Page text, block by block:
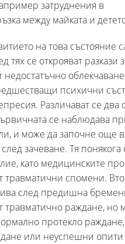
затруднения в
между майката и
на това състояние
тях се открояват разкази
недостатъчно
психични
Различават се два
се наблюдава
и може да започне още в
зачеване. Тя понякога
като медицинските
травматични спомени.
след предишна
травматично раждане, но
протекло
или неуспешни опити